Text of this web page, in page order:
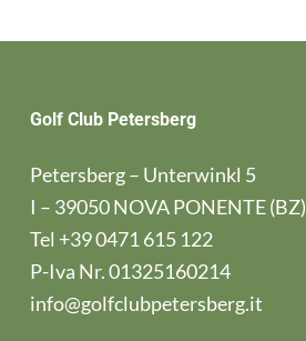
Golf Club Petersberg
Petersberg – Unterwinkl 5
I – 39050 NOVA PONENTE (BZ)
Tel +39 0471 615 122
P-Iva Nr. 01325160214
info@golfclubpetersberg.it